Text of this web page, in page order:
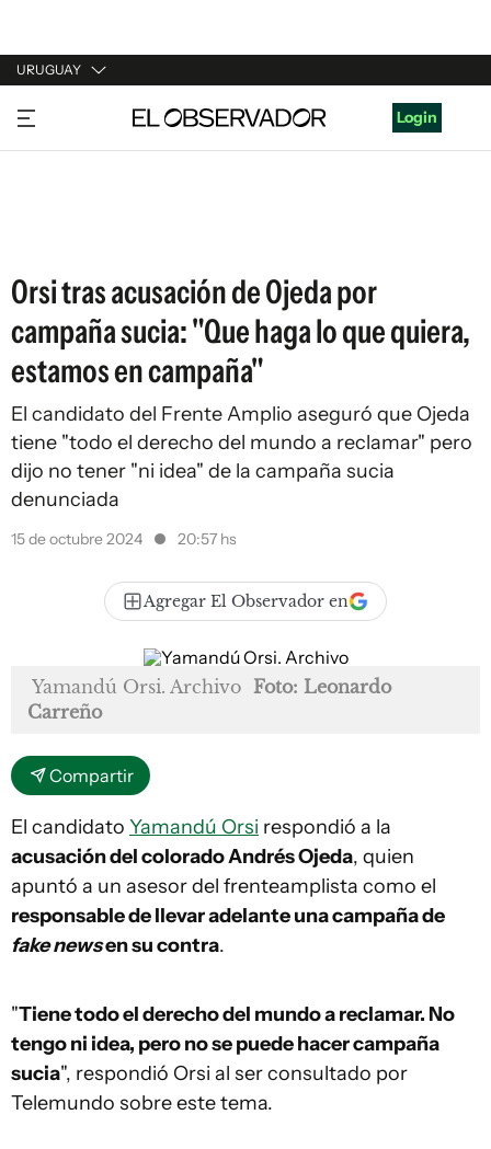
URUGUAY
URUGUAY
ARGENTINA
Login
Orsi tras acusación de Ojeda por
campaña sucia: "Que haga lo que quiera,
estamos en campaña"
El candidato del Frente Amplio aseguró que Ojeda
tiene "todo el derecho del mundo a reclamar" pero
dijo no tener "ni idea" de la campaña sucia
denunciada
15 de octubre 2024 20:57 hs
Agregar El Observador en
Yamandú Orsi. Archivo Foto: Leonardo
Carreño
Compartir
El candidato Yamandú Orsi respondió a la
acusación del colorado Andrés Ojeda, quien
apuntó a un asesor del frenteamplista como el
responsable de llevar adelante una campaña de
fake newsen su contra.
"Tiene todo el derecho del mundo a reclamar. No
tengo ni idea, pero no se puede hacer campaña
sucia", respondió Orsi al ser consultado por
Telemundo sobre este tema.